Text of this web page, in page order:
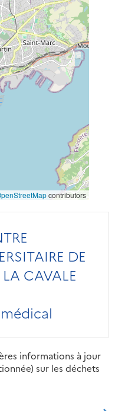
contributors
DE
CAVALE
informations à jour
sur les déchets